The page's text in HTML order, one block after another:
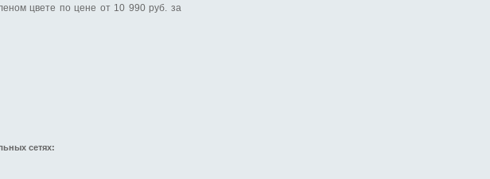
цвете по цене от 10 990 руб. за
сетях: